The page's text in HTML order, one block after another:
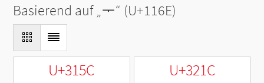
Basierend auf „ᅮ“ (U+116E)
U+315C U+321C